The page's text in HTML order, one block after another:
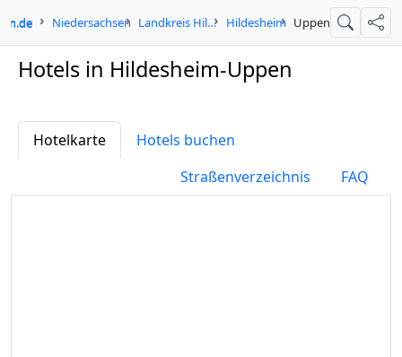
in.de Niedersachsen Landkreis Hildesheim Hildesheim Uppen Suche
Hotels in Hildesheim-Uppen
Hotelkarte
Hotels buchen
Straßenverzeichnis
FAQ